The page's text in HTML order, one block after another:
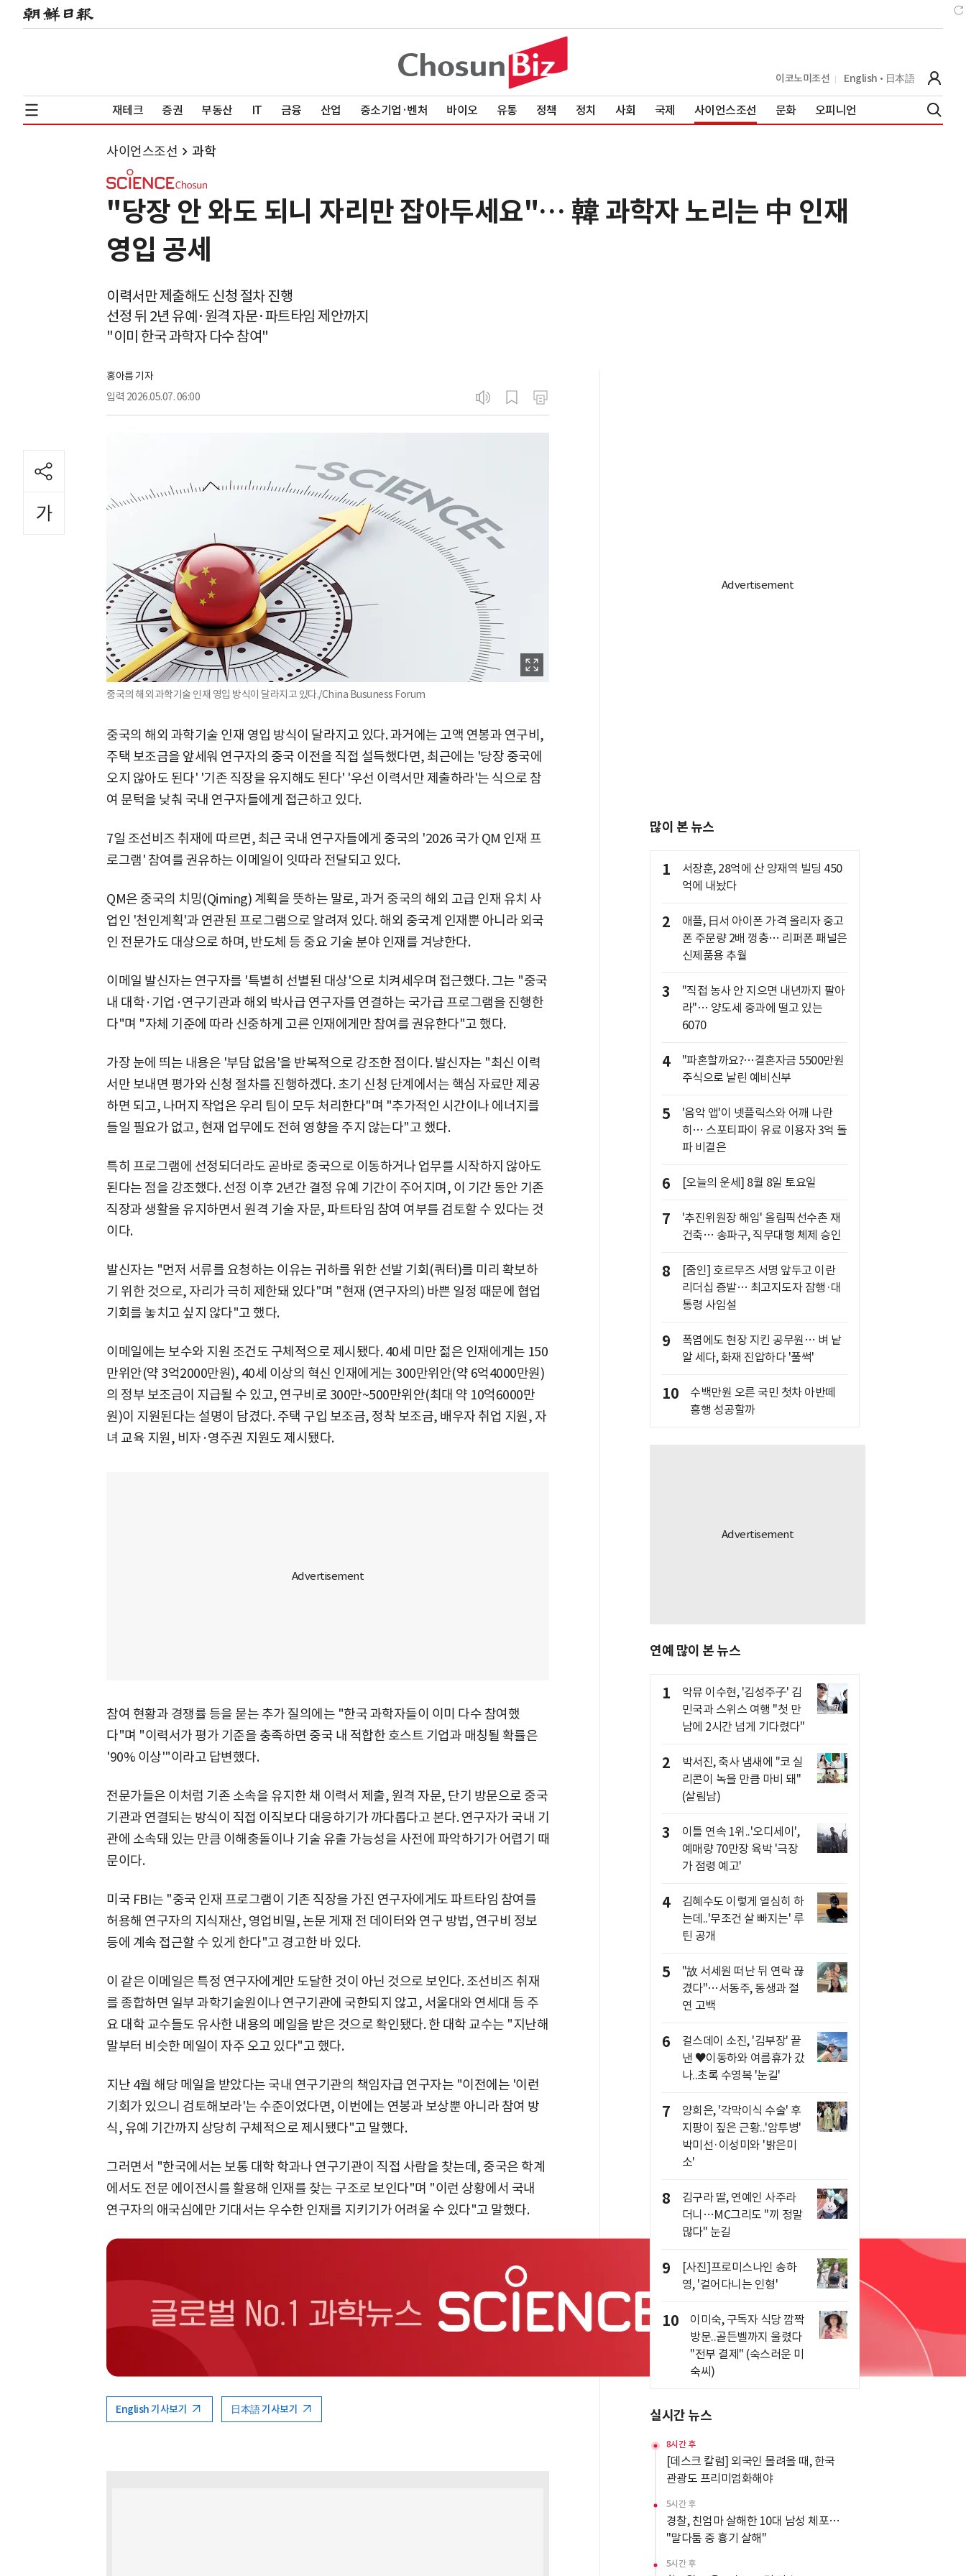
이코노미조선 English 日本語
재테크 증권 부동산 IT 금융 산업 중소기업·벤처 바이오 유통 정책 정치 사회 국제 사이언스조선 문화 오피니언
사이언스조선 과학
"당장 안 와도 되니 자리만 잡아두세요"… 韓 과학자 노리는 中 인재
영입 공세
이력서만 제출해도 신청 절차 진행
선정 뒤 2년 유예·원격 자문·파트타임 제안까지
"이미 한국 과학자 다수 참여"
홍아름 기자
입력 2026.05.07. 06:00
중국의 해외 과학기술 인재 영입 방식이 달라지고 있다./China Busuness Forum
중국의 해외 과학기술 인재 영입 방식이 달라지고 있다. 과거에는 고액 연봉과 연구비,
주택 보조금을 앞세워 연구자의 중국 이전을 직접 설득했다면, 최근에는 '당장 중국에
오지 않아도 된다' '기존 직장을 유지해도 된다' '우선 이력서만 제출하라'는 식으로 참
여 문턱을 낮춰 국내 연구자들에게 접근하고 있다.
7일 조선비즈 취재에 따르면, 최근 국내 연구자들에게 중국의 '2026 국가 QM 인재 프
로그램' 참여를 권유하는 이메일이 잇따라 전달되고 있다.
QM은 중국의 치밍(Qiming) 계획을 뜻하는 말로, 과거 중국의 해외 고급 인재 유치 사
업인 '천인계획'과 연관된 프로그램으로 알려져 있다. 해외 중국계 인재뿐 아니라 외국
인 전문가도 대상으로 하며, 반도체 등 중요 기술 분야 인재를 겨냥한다.
이메일 발신자는 연구자를 '특별히 선별된 대상'으로 치켜세우며 접근했다. 그는 "중국
내 대학·기업·연구기관과 해외 박사급 연구자를 연결하는 국가급 프로그램을 진행한
다"며 "자체 기준에 따라 신중하게 고른 인재에게만 참여를 권유한다"고 했다.
가장 눈에 띄는 내용은 '부담 없음'을 반복적으로 강조한 점이다. 발신자는 "최신 이력
서만 보내면 평가와 신청 절차를 진행하겠다. 초기 신청 단계에서는 핵심 자료만 제공
하면 되고, 나머지 작업은 우리 팀이 모두 처리한다"며 "추가적인 시간이나 에너지를
들일 필요가 없고, 현재 업무에도 전혀 영향을 주지 않는다"고 했다.
특히 프로그램에 선정되더라도 곧바로 중국으로 이동하거나 업무를 시작하지 않아도
된다는 점을 강조했다. 선정 이후 2년간 결정 유예 기간이 주어지며, 이 기간 동안 기존
직장과 생활을 유지하면서 원격 기술 자문, 파트타임 참여 여부를 검토할 수 있다는 것
이다.
발신자는 "먼저 서류를 요청하는 이유는 귀하를 위한 선발 기회(쿼터)를 미리 확보하
기 위한 것으로, 자리가 극히 제한돼 있다"며 "현재 (연구자의) 바쁜 일정 때문에 협업
기회를 놓치고 싶지 않다"고 했다.
이메일에는 보수와 지원 조건도 구체적으로 제시됐다. 40세 미만 젊은 인재에게는 150
만위안(약 3억2000만원), 40세 이상의 혁신 인재에게는 300만위안(약 6억4000만원)
의 정부 보조금이 지급될 수 있고, 연구비로 300만~500만위안(최대 약 10억6000만
원)이 지원된다는 설명이 담겼다. 주택 구입 보조금, 정착 보조금, 배우자 취업 지원, 자
녀 교육 지원, 비자·영주권 지원도 제시됐다.
참여 현황과 경쟁률 등을 묻는 추가 질의에는 "한국 과학자들이 이미 다수 참여했
다"며 "이력서가 평가 기준을 충족하면 중국 내 적합한 호스트 기업과 매칭될 확률은
'90% 이상'"이라고 답변했다.
전문가들은 이처럼 기존 소속을 유지한 채 이력서 제출, 원격 자문, 단기 방문으로 중국
기관과 연결되는 방식이 직접 이직보다 대응하기가 까다롭다고 본다. 연구자가 국내 기
관에 소속돼 있는 만큼 이해충돌이나 기술 유출 가능성을 사전에 파악하기가 어렵기 때
문이다.
미국 FBI는 "중국 인재 프로그램이 기존 직장을 가진 연구자에게도 파트타임 참여를
허용해 연구자의 지식재산, 영업비밀, 논문 게재 전 데이터와 연구 방법, 연구비 정보
등에 계속 접근할 수 있게 한다"고 경고한 바 있다.
이 같은 이메일은 특정 연구자에게만 도달한 것이 아닌 것으로 보인다. 조선비즈 취재
를 종합하면 일부 과학기술원이나 연구기관에 국한되지 않고, 서울대와 연세대 등 주
요 대학 교수들도 유사한 내용의 메일을 받은 것으로 확인됐다. 한 대학 교수는 "지난해
말부터 비슷한 메일이 자주 오고 있다"고 했다.
지난 4월 해당 메일을 받았다는 국내 연구기관의 책임자급 연구자는 "이전에는 '이런
기회가 있으니 검토해보라'는 수준이었다면, 이번에는 연봉과 보상뿐 아니라 참여 방
식, 유예 기간까지 상당히 구체적으로 제시됐다"고 말했다.
그러면서 "한국에서는 보통 대학 학과나 연구기관이 직접 사람을 찾는데, 중국은 학계
에서도 전문 에이전시를 활용해 인재를 찾는 구조로 보인다"며 "이런 상황에서 국내
연구자의 애국심에만 기대서는 우수한 인재를 지키기가 어려울 수 있다"고 말했다.
English 기사보기 日本語 기사보기
많이 본 뉴스
1
서장훈, 28억에 산 양재역 빌딩 450
억에 내놨다
2
애플, 日서 아이폰 가격 올리자 중고
폰 주문량 2배 껑충… 리퍼폰 패널은
신제품용 추월
3
"직접 농사 안 지으면 내년까지 팔아
라"… 양도세 중과에 떨고 있는
6070
4
"파혼할까요?…결혼자금 5500만원
주식으로 날린 예비신부
5
'음악 앱'이 넷플릭스와 어깨 나란
히… 스포티파이 유료 이용자 3억 돌
파 비결은
6 [오늘의 운세] 8월 8일 토요일
7
'추진위원장 해임' 올림픽선수촌 재
건축… 송파구, 직무대행 체제 승인
8
[줌인] 호르무즈 서명 앞두고 이란
리더십 증발… 최고지도자 잠행·대
통령 사임설
9
폭염에도 현장 지킨 공무원… 벼 낱
알 세다, 화재 진압하다 '풀썩'
10
수백만원 오른 국민 첫차 아반떼
흥행 성공할까
연예 많이 본 뉴스
1
악뮤 이수현, '김성주子' 김
민국과 스위스 여행 "첫 만
남에 2시간 넘게 기다렸다"
2
박서진, 축사 냄새에 "코 실
리콘이 녹을 만큼 마비 돼"
(살림남)
3
이틀 연속 1위..'오디세이',
예매량 70만장 육박 '극장
가 점령 예고'
4
김혜수도 이렇게 열심히 하
는데..'무조건 살 빠지는' 루
틴 공개
5
"故 서세원 떠난 뒤 연락 끊
겼다"…서동주, 동생과 절
연 고백
6
걸스데이 소진, '김부장' 끝
낸 ♥이동하와 여름휴가 갔
나..초록 수영복 '눈길'
7
양희은, '각막이식 수술' 후
지팡이 짚은 근황..'암투병'
박미선·이성미와 '밝은미
소'
8
김구라 딸, 연예인 사주라
더니…MC그리도 "끼 정말
많다" 눈길
9
[사진]프로미스나인 송하
영, '걸어다니는 인형'
10
이미숙, 구독자 식당 깜짝
방문..골든벨까지 울렸다
"전부 결제" (숙스러운 미
숙씨)
실시간 뉴스
8시간 후
[데스크 칼럼] 외국인 몰려올 때, 한국
관광도 프리미엄화해야
5시간 후
경찰, 친엄마 살해한 10대 남성 체포…
"말다툼 중 흉기 살해"
5시간 후